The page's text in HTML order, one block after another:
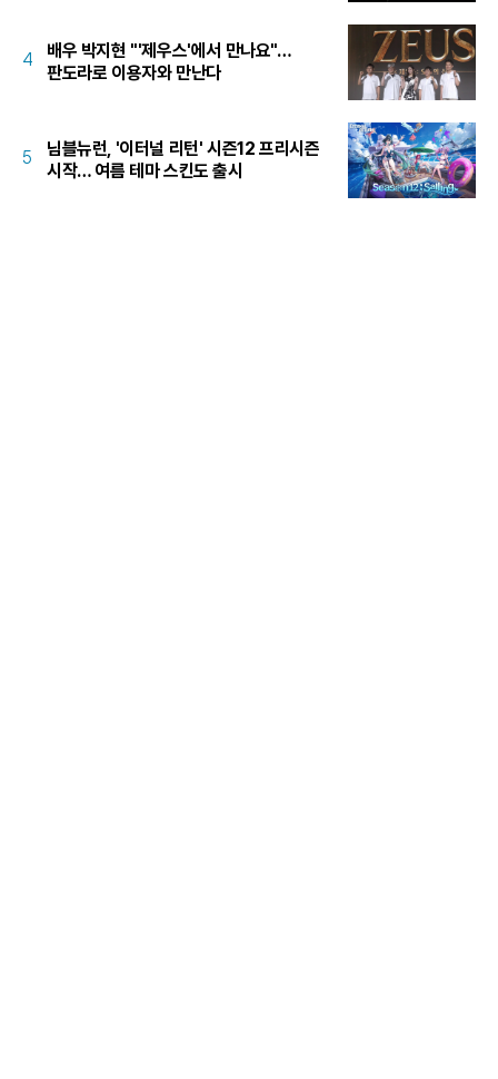
4
배우 박지현 "'제우스'에서 만나요"…
판도라로 이용자와 만난다
5
님블뉴런, '이터널 리턴' 시즌12 프리시즌
시작… 여름 테마 스킨도 출시